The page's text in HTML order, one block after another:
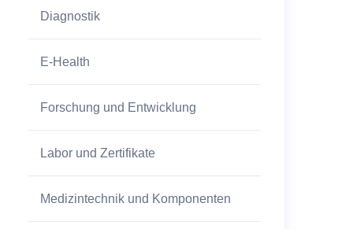
Diagnostik
E-Health
Forschung und Entwicklung
Labor und Zertifikate
Medizintechnik und Komponenten